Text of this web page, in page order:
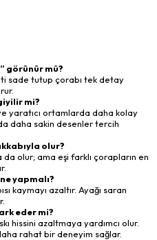
görünür mü?
sade tutup çorabı tek detay
mi?
yaratıcı ortamlarda daha kolay
daha sakin desenler tercih
olur?
olur; ama eşi farklı çorapların en
yapmalı?
kaymayı azaltır. Ayağı saran
eder mi?
hissini azaltmaya yardımcı olur.
rahat bir deneyim sağlar.